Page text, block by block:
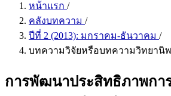
หน้าแรก /
คลังบทความ /
ปีที่ 2 (2013): มกราคม-ธันวาคม /
บทความวิจัยหรือบทความวิทยานิ
การพัฒนาประสิทธิภาพกา